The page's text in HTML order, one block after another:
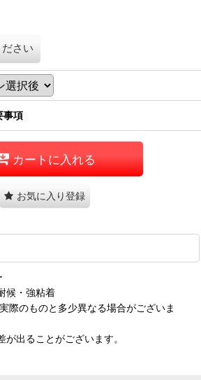
さい
事項
カートに入れる
お気に入り登録
候・強粘着
際のものと多少異なる場合がございま
出ることがございます。